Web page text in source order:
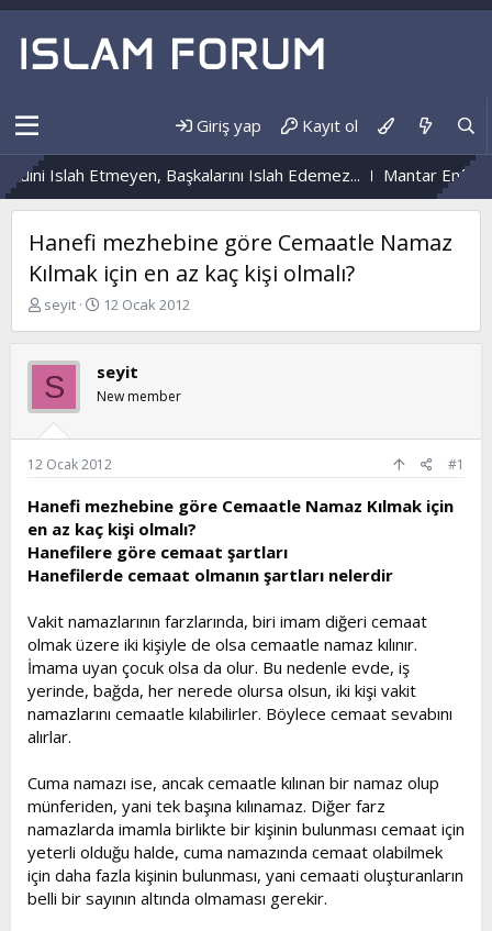
Giriş yap Kayıt ol
Islah Etmeyen, Başkalarını Islah Edemez... Mantar
Hanefi mezhebine göre Cemaatle Namaz
Kılmak için en az kaç kişi olmalı?
K
b
u
y
u
b
a
l
t
a
n
seyit
B
a
n
ı
ç
a
i
h
i
12 Ocak 2012
S seyit
New member
12 Ocak 2012 #1
Hanefi mezhebine göre Cemaatle Namaz Kılmak için
en az kaç kişi olmalı?
Hanefilere göre cemaat şartları
Hanefilerde cemaat olmanın şartları nelerdir
Vakit namazlarının farzlarında, biri imam diğeri cemaat
olmak üzere iki kişiyle de olsa cemaatle namaz kılınır.
İmama uyan çocuk olsa da olur. Bu nedenle evde, iş
yerinde, bağda, her nerede olursa olsun, iki kişi vakit
namazlarını cemaatle kılabilirler. Böylece cemaat sevabını
alırlar.
Cuma namazı ise, ancak cemaatle kılınan bir namaz olup
münferiden, yani tek başına kılınamaz. Diğer farz
namazlarda imamla birlikte bir kişinin bulunması cemaat için
yeterli olduğu halde, cuma namazında cemaat olabilmek
için daha fazla kişinin bulunması, yani cemaati oluşturanların
belli bir sayının altında olmaması gerekir.